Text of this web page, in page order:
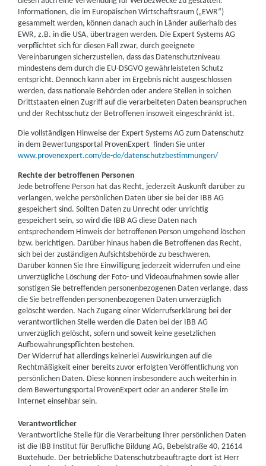
Informationen, die im Europäischen Wirtschaftsraum („EWR“)
gesammelt werden, können danach auch in Länder außerhalb des
EWR, z.B. in die USA, übertragen werden. Die Expert Systems AG
verpflichtet sich für diesen Fall zwar, durch geeignete
Vereinbarungen sicherzustellen, dass das Datenschutzniveau
mindestens dem durch die EU-DSGVO gewährleisteten Schutz
entspricht. Dennoch kann aber im Ergebnis nicht ausgeschlossen
werden, dass nationale Behörden oder andere Stellen in solchen
Drittstaaten einen Zugriff auf die verarbeiteten Daten beanspruchen
und der Rechtsschutz der Betroffenen insoweit eingeschränkt ist.
Die vollständigen Hinweise der Expert Systems AG zum Datenschutz
in dem Bewertungsportal ProvenExpert finden Sie unter
www.provenexpert.com/de-de/datenschutzbestimmungen/
Rechte der betroffenen Personen
Jede betroffene Person hat das Recht, jederzeit Auskunft darüber zu
verlangen, welche persönlichen Daten über sie bei der IBB AG
gespeichert sind. Sollten Daten zu Unrecht oder unrichtig
gespeichert sein, so wird die IBB AG diese Daten nach
entsprechendem Hinweis der betroffenen Person umgehend löschen
bzw. berichtigen. Darüber hinaus haben die Betroffenen das Recht,
sich bei der zuständigen Aufsichtsbehörde zu beschweren.
Darüber können Sie Ihre Einwilligung jederzeit widerrufen und eine
unverzügliche Löschung der Foto- und Videoaufnahmen sowie aller
sonstigen Sie betreffenden personenbezogenen Daten verlange, dass
die Sie betreffenden personenbezogenen Daten unverzüglich
gelöscht werden. Nach Zugang einer Widerrufserklärung bei der
verantwortlichen Stelle werden die Daten bei der IBB AG
unverzüglich gelöscht, sofern und soweit keine gesetzlichen
Aufbewahrungspflichten bestehen.
Der Widerruf hat allerdings keinerlei Auswirkungen auf die
Rechtmäßigkeit einer bereits zuvor erfolgten Veröffentlichung von
persönlichen Daten. Diese können insbesondere auch weiterhin in
dem Bewertungsportal ProvenExpert oder an anderer Stelle im
Internet einsehbar sein.
Verantwortlicher
Verantwortliche Stelle für die Verarbeitung Ihrer persönlichen Daten
ist die IBB Institut für Berufliche Bildung AG, Bebelstraße 40, 21614
Buxtehude. Der betriebliche Datenschutzbeauftragte dort ist Herr